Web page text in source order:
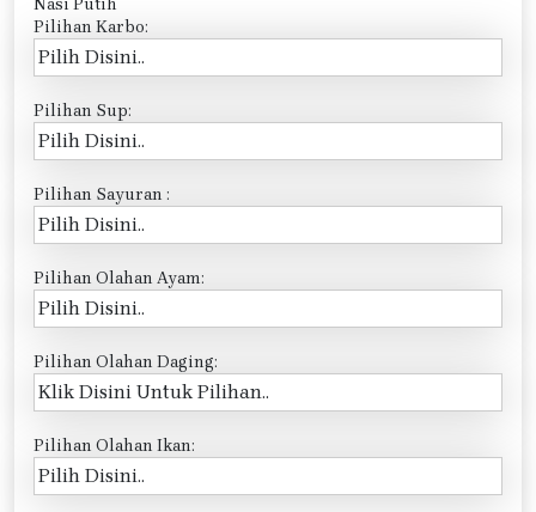
Nasi Putih
Pilihan Karbo:
Pilihan Sup:
Pilihan Sayuran :
Pilihan Olahan Ayam:
Pilihan Olahan Daging:
Pilihan Olahan Ikan: